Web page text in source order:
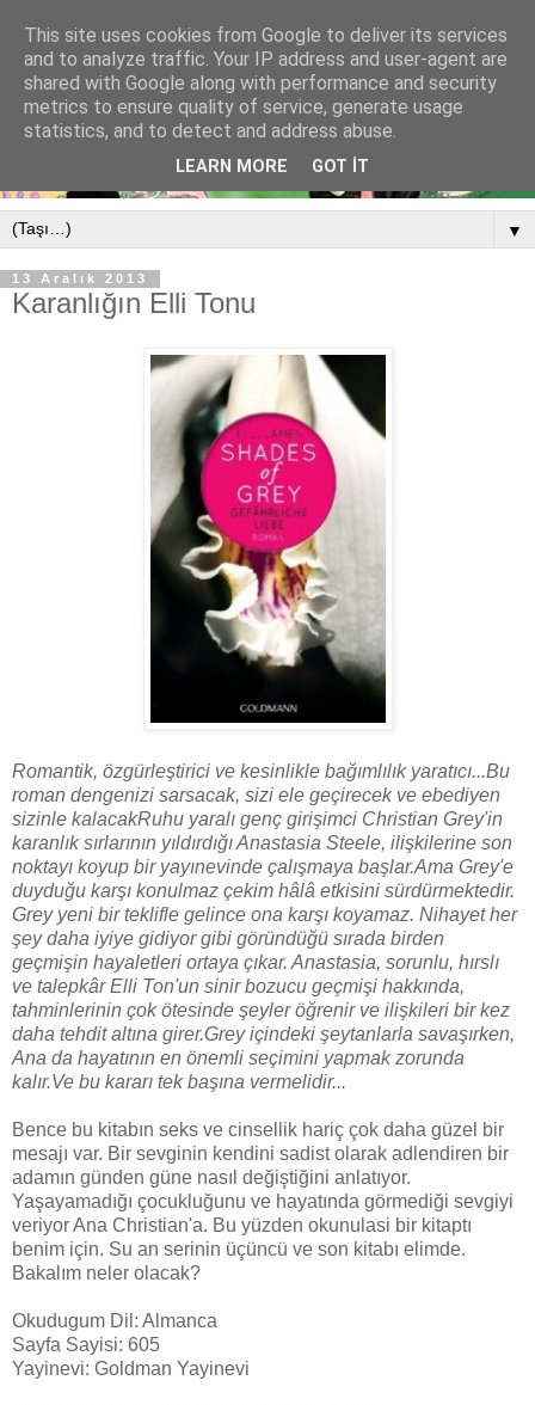
▼
13 Aralık 2013
Karanlığın Elli Tonu
Romantik, özgürleştirici ve kesinlikle bağımlılık yaratıcı...Bu
roman dengenizi sarsacak, sizi ele geçirecek ve ebediyen
sizinle kalacakRuhu yaralı genç girişimci Christian Grey'in
karanlık sırlarının yıldırdığı Anastasia Steele, ilişkilerine son
noktayı koyup bir yayınevinde çalışmaya başlar.Ama Grey'e
duyduğu karşı konulmaz çekim hâlâ etkisini sürdürmektedir.
Grey yeni bir teklifle gelince ona karşı koyamaz. Nihayet her
şey daha iyiye gidiyor gibi göründüğü sırada birden
geçmişin hayaletleri ortaya çıkar. Anastasia, sorunlu, hırslı
ve talepkâr Elli Ton'un sinir bozucu geçmişi hakkında,
tahminlerinin çok ötesinde şeyler öğrenir ve ilişkileri bir kez
daha tehdit altına girer.Grey içindeki şeytanlarla savaşırken,
Ana da hayatının en önemli seçimini yapmak zorunda
kalır.Ve bu kararı tek başına vermelidir...
Bence bu kitabın seks ve cinsellik hariç çok daha güzel bir
mesajı var. Bir sevginin kendini sadist olarak adlendiren bir
adamın günden güne nasıl değiştiğini anlatıyor.
Yaşayamadığı çocukluğunu ve hayatında görmediği sevgiyi
veriyor Ana Christian'a. Bu yüzden okunulasi bir kitaptı
benim için. Su an serinin üçüncü ve son kitabı elimde.
Bakalım neler olacak?
Okudugum Dil: Almanca
Sayfa Sayisi: 605
Yayinevi: Goldman Yayinevi
This site uses cookies from Google to deliver its services
and to analyze traffic. Your IP address and user-agent are
shared with Google along with performance and security
metrics to ensure quality of service, generate usage
statistics, and to detect and address abuse.
LEARN MORE GOT IT